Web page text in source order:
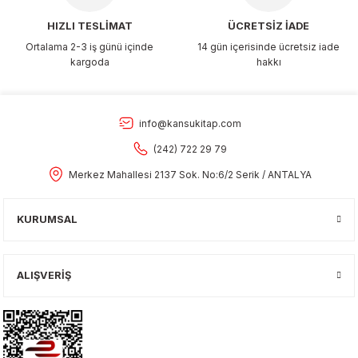
HIZLI TESLİMAT
Ortalama 2-3 iş günü içinde
kargoda
ÜCRETSİZ İADE
14 gün içerisinde ücretsiz iade
hakkı
info@kansukitap.com
(242) 722 29 79
Merkez Mahallesi 2137 Sok. No:6/2 Serik / ANTALYA
KURUMSAL
ALIŞVERİŞ